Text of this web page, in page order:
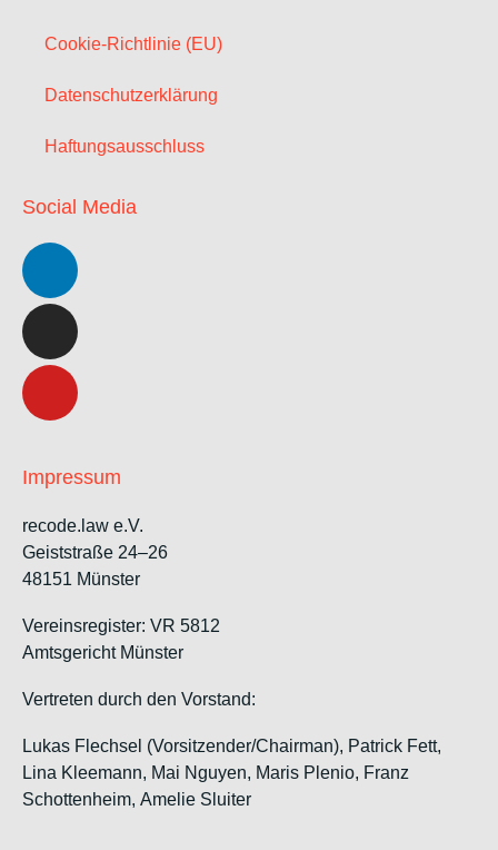
Cookie-Richtlinie (EU)
Datenschutzerklärung
Haftungsausschluss
Social Media
Impressum
recode.law e.V.
Geiststraße 24–26
48151 Münster
Vereinsregister: VR 5812
Amtsgericht Münster
Vertreten durch den Vorstand:
Lukas Flechsel (Vorsitzender/Chairman), Patrick Fett,
Lina Kleemann, Mai Nguyen, Maris Plenio, Franz
Schottenheim, Amelie Sluiter